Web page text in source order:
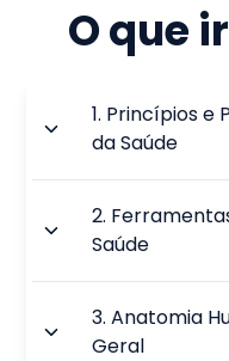
O que
1. Princípios e
da Saúde
2.
Saúde
3.Anatomia
Geral